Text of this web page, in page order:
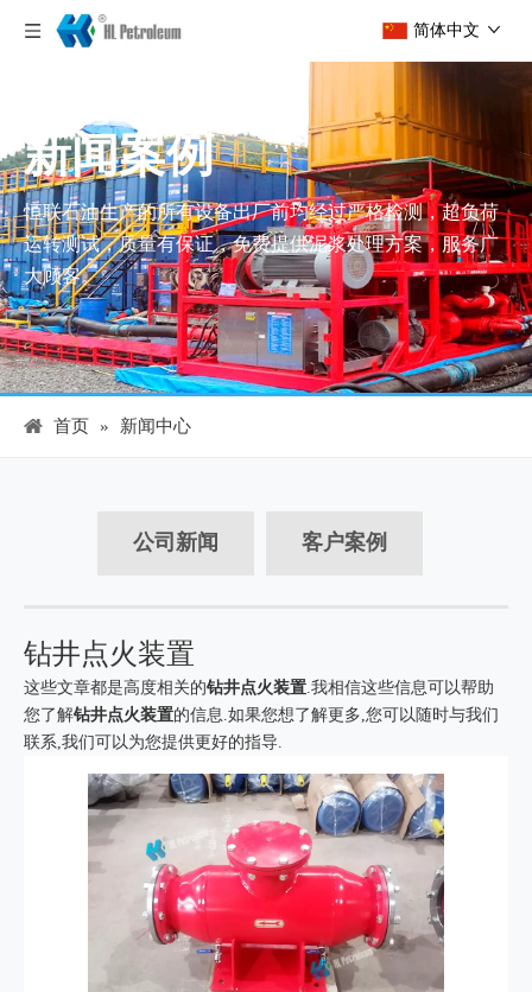
简体中文
新闻案例
恒联石油生产的所有设备出厂前均经过严格检测，超负荷
运转测试，质量有保证，免费提供泥浆处理方案，服务广
大顾客。
首页 » 新闻中心
公司新闻 客户案例
钻井点火装置
这些文章都是高度相关的钻井点火装置.我相信这些信息可以帮助
您了解钻井点火装置的信息.如果您想了解更多,您可以随时与我们
联系,我们可以为您提供更好的指导.